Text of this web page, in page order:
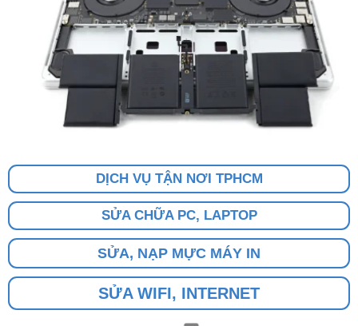
DỊCH VỤ TẬN NƠI TPHCM
SỬA CHỮA PC, LAPTOP
SỬA, NẠP MỰC MÁY IN
SỬA WIFI, INTERNET